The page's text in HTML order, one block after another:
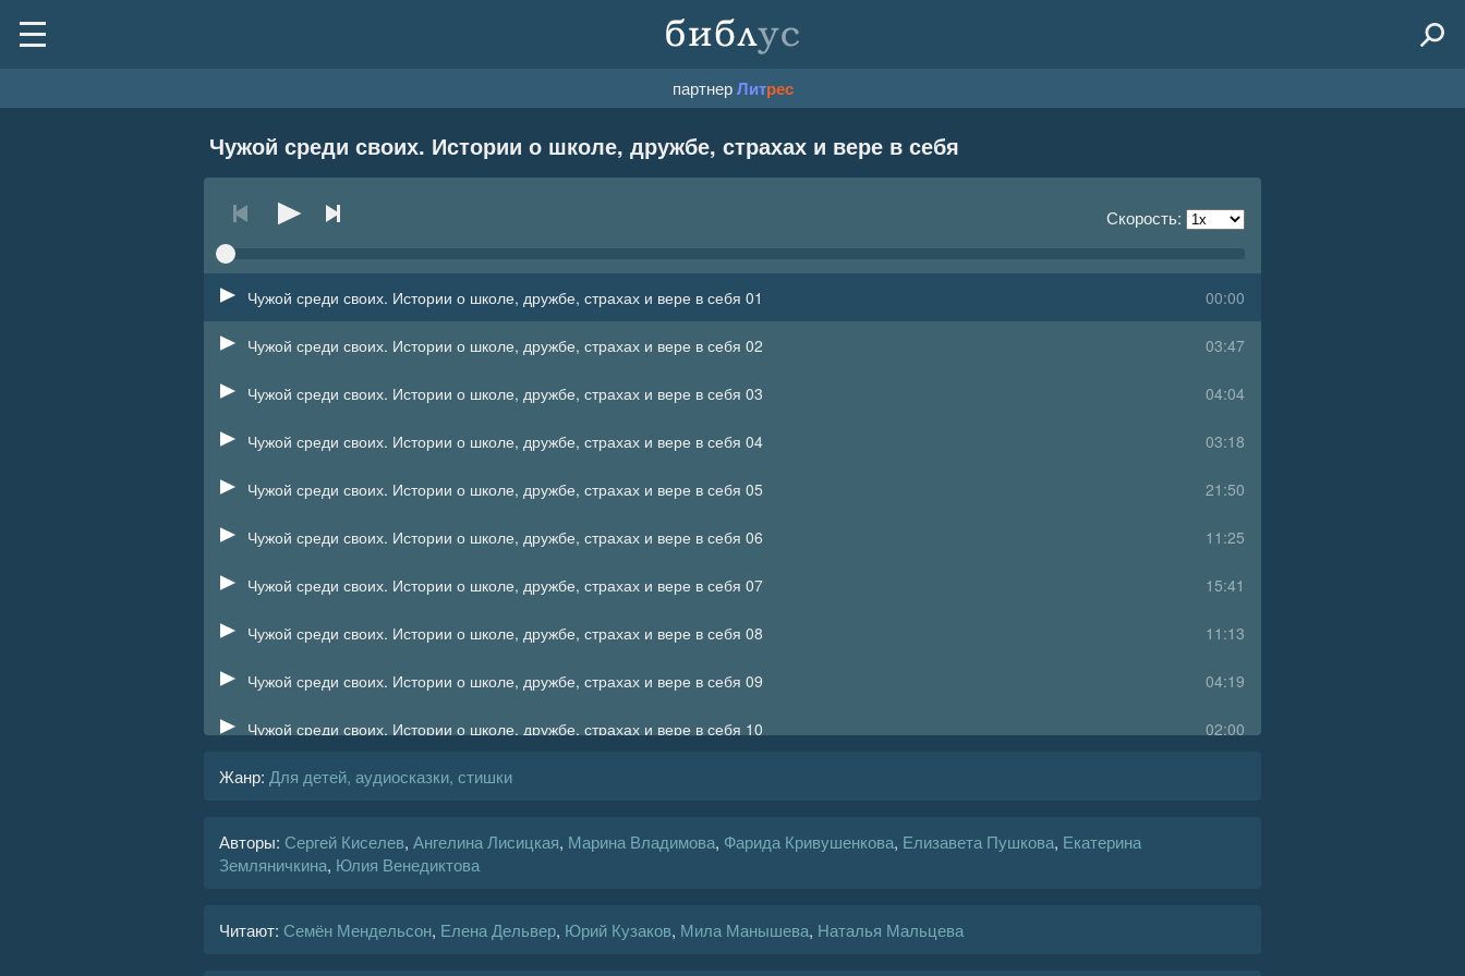
партнерЛитрес
Чужой среди своих. Истории о школе, дружбе, страхах и вере в себя
Скорость:
00:00
Чужой среди своих. Истории о школе, дружбе, страхах и вере в себя 01
03:47
Чужой среди своих. Истории о школе, дружбе, страхах и вере в себя 02
04:04
Чужой среди своих. Истории о школе, дружбе, страхах и вере в себя 03
03:18
Чужой среди своих. Истории о школе, дружбе, страхах и вере в себя 04
21:50
Чужой среди своих. Истории о школе, дружбе, страхах и вере в себя 05
11:25
Чужой среди своих. Истории о школе, дружбе, страхах и вере в себя 06
15:41
Чужой среди своих. Истории о школе, дружбе, страхах и вере в себя 07
11:13
Чужой среди своих. Истории о школе, дружбе, страхах и вере в себя 08
04:19
Чужой среди своих. Истории о школе, дружбе, страхах и вере в себя 09
02:00
Чужой среди своих. Истории о школе, дружбе, страхах и вере в себя 10
Чужой среди своих. Истории о школе, дружбе, страхах и вере в себя 11
Чужой среди своих. Истории о школе, дружбе, страхах и вере в себя 13
Чужой среди своих. Истории о школе, дружбе, страхах и вере в себя 14
Жанр: Для детей, аудиосказки, стишки
Авторы: Сергей Киселев, Ангелина Лисицкая, Марина Владимова, Фарида Кривушенкова, Елизавета Пушкова, Екатерина
Земляничкина, Юлия Венедиктова
Читают: Семён Мендельсон, Елена Дельвер, Юрий Кузаков, Мила Манышева, Наталья Мальцева